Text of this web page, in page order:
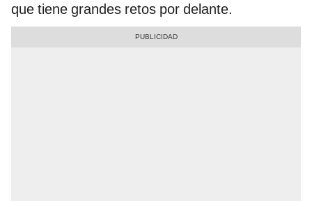
que tiene grandes retos por delante.